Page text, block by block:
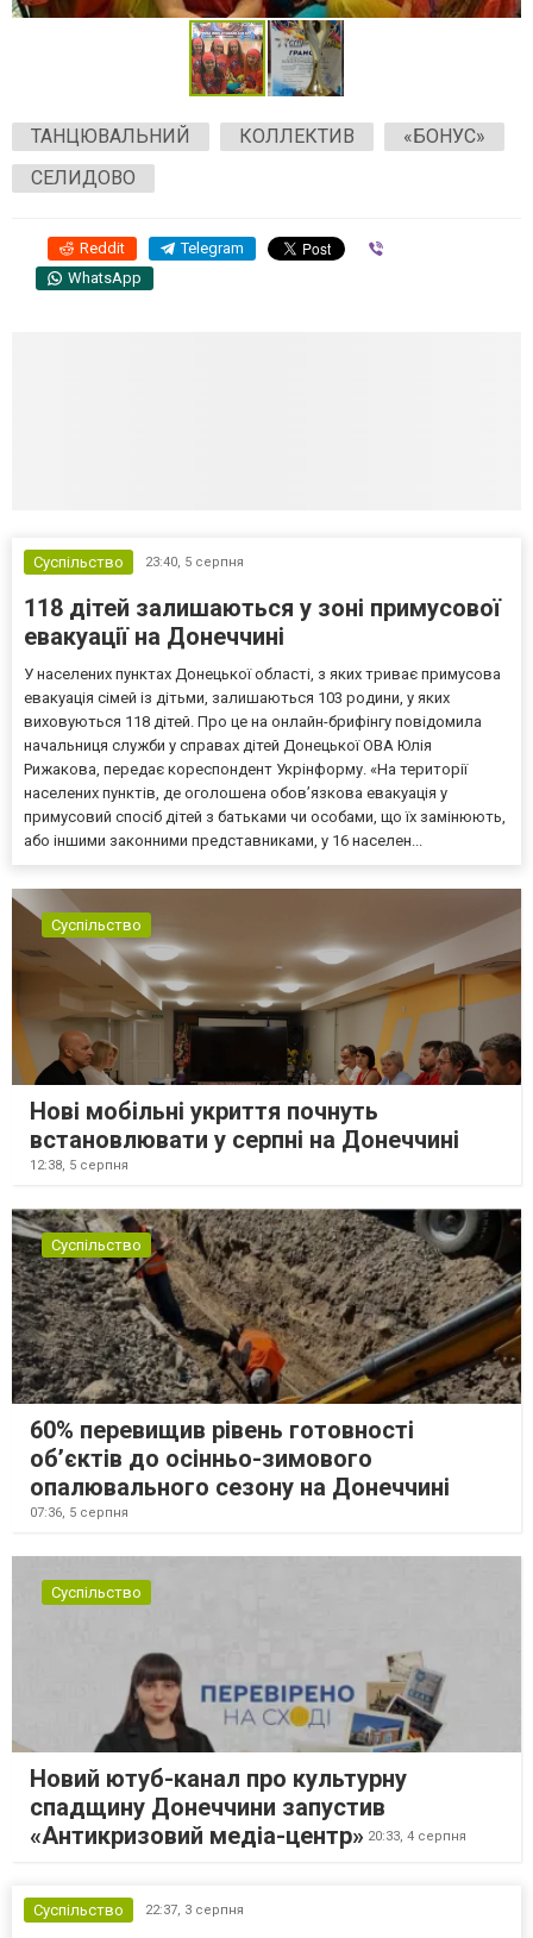
ТАНЦЮВАЛЬНИЙ КОЛЛЕКТИВ
«БОНУС»
СЕЛИДОВО
Reddit Telegram
WhatsApp
Суспільство 23:40, 5 серпня
118 дітей залишаються у зоні примусової
евакуації на Донеччині
У населених пунктах Донецької області, з яких триває примусова
евакуація сімей із дітьми, залишаються 103 родини, у яких
виховуються 118 дітей. Про це на онлайн-брифінгу повідомила
начальниця служби у справах дітей Донецької ОВА Юлія
Рижакова, передає кореспондент Укрінформу. «На території
населених пунктів, де оголошена обов’язкова евакуація у
примусовий спосіб дітей з батьками чи особами, що їх замінюють,
або іншими законними представниками, у 16 населен...
Суспільство
Нові мобільні укриття почнуть
встановлювати у серпні на Донеччині
12:38, 5 серпня
Суспільство
60% перевищив рівень готовності
об’єктів до осінньо-зимового
опалювального сезону на Донеччині
07:36, 5 серпня
Суспільство
Новий ютуб-канал про культурну
спадщину Донеччини запустив
«Антикризовий медіа-центр» 20:33, 4 серпня
Суспільство 22:37, 3 серпня